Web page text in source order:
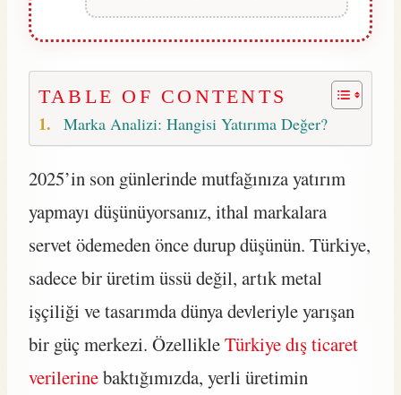
TABLE OF CONTENTS
Marka Analizi: Hangisi Yatırıma Değer?
2025’in son günlerinde mutfağınıza yatırım
yapmayı düşünüyorsanız, ithal markalara
servet ödemeden önce durup düşünün. Türkiye,
sadece bir üretim üssü değil, artık metal
işçiliği ve tasarımda dünya devleriyle yarışan
bir güç merkezi. ÖzellikleTürkiye dış ticaret
verilerinebaktığımızda, yerli üretimin